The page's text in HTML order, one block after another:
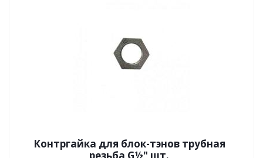
Контргайка для блок-тэнов трубная